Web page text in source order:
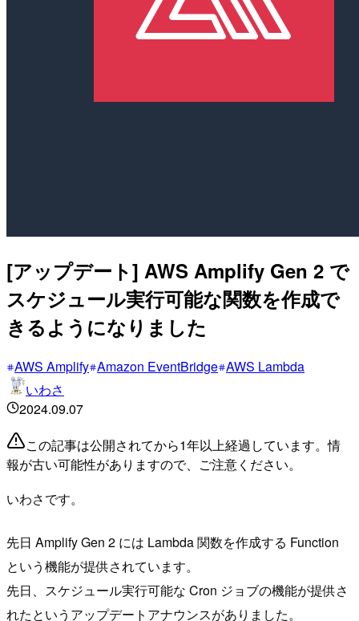
[アップデート] AWS Amplify Gen 2 で
スケジュール実行可能な関数を作成で
きるようになりました
AWS Amplify Amazon EventBridge AWS Lambda
いわさ
2024.09.07
この記事は公開されてから1年以上経過しています。情
報が古い可能性がありますので、ご注意ください。
いわさです。
先日 Amplify Gen 2 には Lambda 関数を作成する Function
という機能が提供されています。
先日、スケジュール実行可能な Cron ジョブの機能が提供さ
れたというアップデートアナウンスがありました。